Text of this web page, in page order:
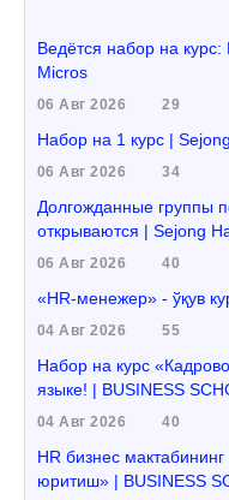
Ведётся набор на
Micros
06 Авг 2026 29
Набор на 1 курс |
06 Авг 2026 34
Долгожданные группы
открываются | Sejong
06 Авг 2026 40
«HR-менежер» - ўқув
04 Авг 2026 55
Набор на курс
языке! | BUSINESS
04 Авг 2026 40
HR бизнес
юритиш» | BUSINESS